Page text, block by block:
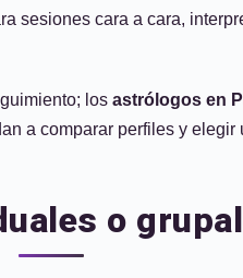
sesiones cara a cara,
los astrólogos en
a comparar perfiles y
o